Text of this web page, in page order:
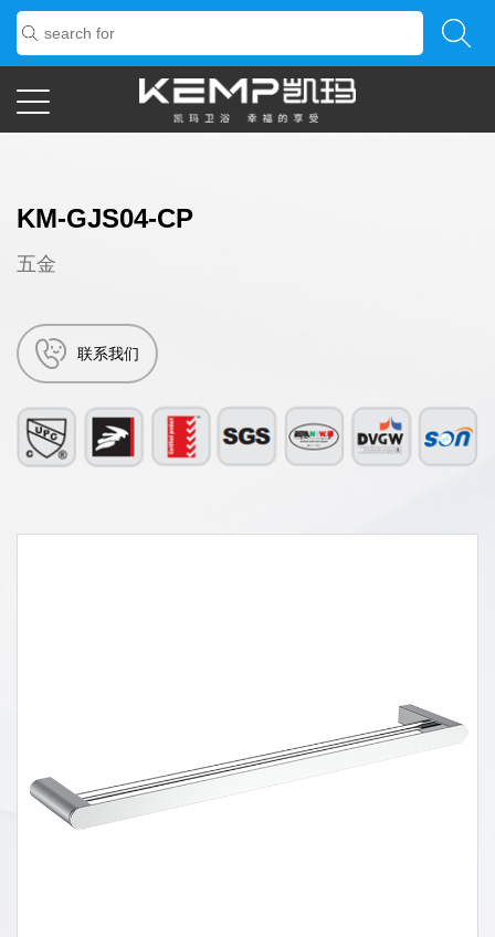
KM-GJS04-CP
五金
联系我们